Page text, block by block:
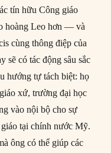
tín hữu Công giáo
hoàng Leo hơn — và
cùng thông điệp của
có tác động sâu sắc
hướng tự tách biệt: họ
xứ, trường đại học
vào nội bộ cho sự
tại chính nước Mỹ.
ông có thể giúp các